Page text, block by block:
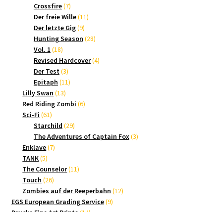
Crossfire 77
Produkte
Der freie Wille 1111
Der letzte Gig 99
Produkte
Hunting Season 2828
Vol. 1 1818
Produkte
Revised Hardcover 44
Der Test 33
Produkte
Epitaph 1111
Lilly Swan 1313
Produkte
Red Riding Zombi 66
Sci-Fi 6161
Produkte
Starchild 2929
Produkte
The Adventures of Captain Fox 33
Enklave 77
TANK 55
Produkte
The Counselor 1111
Touch 2626
Produkte
Zombies auf der Reeperbahn 1212
EGS European Grading Service 99